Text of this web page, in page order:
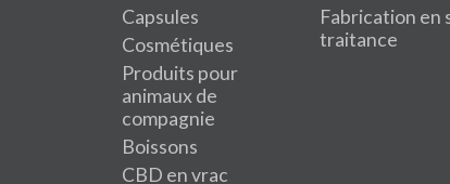
Capsules
Cosmétiques
Produits pour
animaux de
compagnie
Boissons
CBD en vrac
Fabrication en
traitance